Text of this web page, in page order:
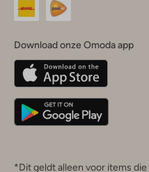
Nederland
Belgique(Français)
Deutschland
Download onze Omoda app
*Dit geldt alleen voor items